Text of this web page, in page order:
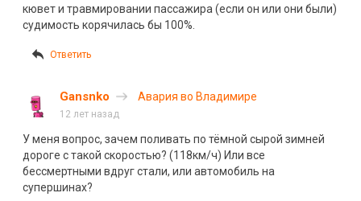
кювет и травмировании пассажира (если он или они были)
судимость корячилась бы 100%.
Ответить
Gansnko Авария во Владимире
12 лет назад
У меня вопрос, зачем поливать по тёмной сырой зимней
дороге с такой скоростью? (118км/ч) Или все
бессмертными вдруг стали, или автомобиль на
супершинах?